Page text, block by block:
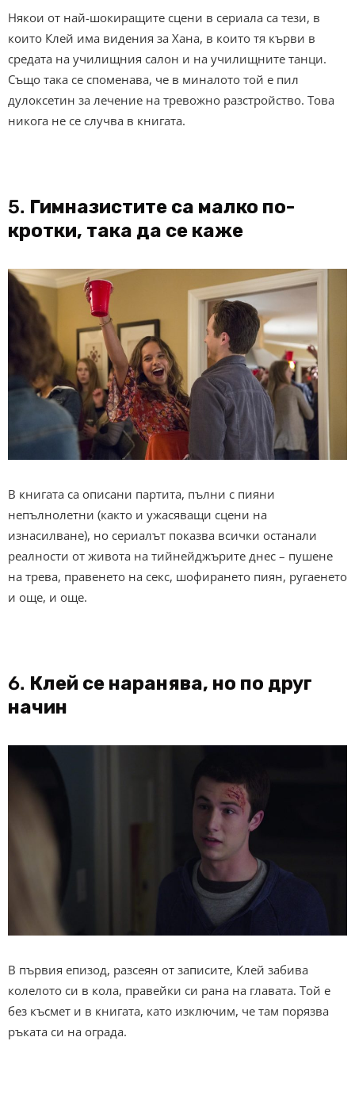
Някои от най-шокиращите сцени в сериала са тези, в
които Клей има видения за Хана, в които тя кърви в
средата на училищния салон и на училищните танци.
Също така се споменава, че в миналото той е пил
дулоксетин за лечение на тревожно разстройство. Това
никога не се случва в книгата.
5. Гимназистите са малко по-
кротки, така да се каже
В книгата са описани партита, пълни с пияни
непълнолетни (както и ужасяващи сцени на
изнасилване), но сериалът показва всички останали
реалности от живота на тийнейджърите днес – пушене
на трева, правенето на секс, шофирането пиян, ругаенето
и още, и още.
6. Клей се наранява, но по друг
начин
В първия епизод, разсеян от записите, Клей забива
колелото си в кола, правейки си рана на главата. Той е
без късмет и в книгата, като изключим, че там порязва
ръката си на ограда.